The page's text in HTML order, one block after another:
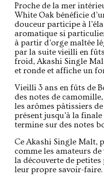
Proche de la mer
White Oak bénéficie
douceur participe à
aromatique si
à partir d'orge maltée
par la suite vieilli en
froid, Akashi Single
et ronde et affiche un
Vieilli 3 ans en fûts de
des notes de
les arômes pâtissiers
présent jusqu'à la finale
termine sur des notes
Ce Akashi Single Malt,
comme les amateurs
la découverte de
leur propre savoir-faire.